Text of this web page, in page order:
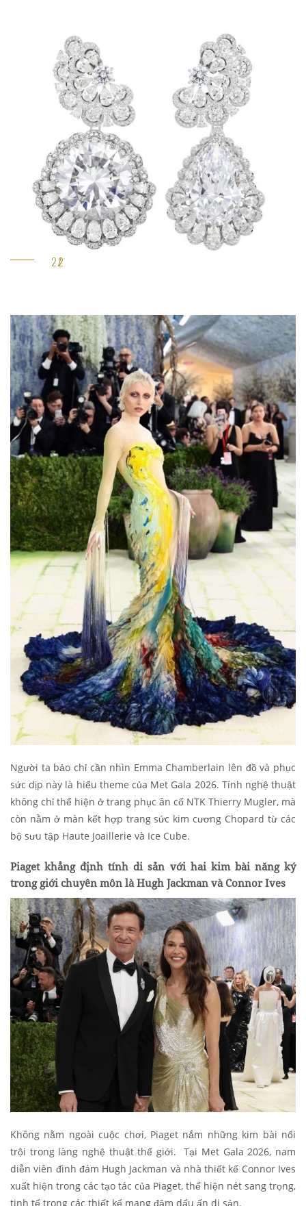
Người ta bảo chỉ cần nhìn Emma Chamberlain lên đồ và phục
sức dịp này là hiểu theme của Met Gala 2026. Tính nghệ thuật
không chỉ thể hiện ở trang phục ân cố NTK Thierry Mugler, mà
còn nằm ở màn kết hợp trang sức kim cương Chopard từ các
bộ sưu tập Haute Joaillerie và Ice Cube.
Piaget khẳng định tính di sản với hai kim bài năng ký
trong giới chuyên môn là Hugh Jackman và Connor Ives
Không nằm ngoài cuộc chơi, Piaget nắm những kim bài nổi
trội trong làng nghệ thuật thế giới. Tại Met Gala 2026, nam
diễn viên đình đám Hugh Jackman và nhà thiết kế Connor Ives
xuất hiện trong các tạo tác của Piaget, thể hiện nét sang trọng,
tinh tế trong các thiết kế mang đậm dấu ấn di sản.